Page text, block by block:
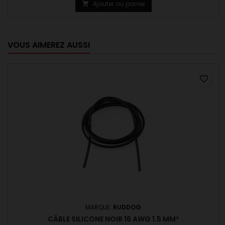
 Ajouter au panier
VOUS AIMEREZ AUSSI
MARQUE: RUDDOG
CÂBLE SILICONE NOIR 16 AWG 1.5 MM²
favorite_border